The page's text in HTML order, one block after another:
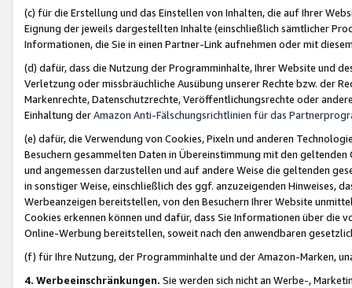
(c) für die Erstellung und das Einstellen von Inhalten, die auf Ihrer
Eignung der jeweils dargestellten Inhalte (einschließlich sämtlicher
Informationen, die Sie in einen Partner-Link aufnehmen oder mit
(d) dafür, dass die Nutzung der Programminhalte, Ihrer Website und
Verletzung oder missbräuchliche Ausübung unserer Rechte bzw. der
Markenrechte, Datenschutzrechte, Veröffentlichungsrechte oder
Einhaltung derAmazon Anti-Fälschungsrichtlinien für das
(e) dafür, die Verwendung von Cookies, Pixeln und anderen
Besuchern gesammelten Daten in Übereinstimmung mit den
und angemessen darzustellen und auf andere Weise die geltenden
in sonstiger Weise, einschließlich des ggf. anzuzeigenden Hinweises,
Werbeanzeigen bereitstellen, von den Besuchern Ihrer Website
Cookies erkennen können und dafür, dass Sie Informationen über die
Online-Werbung bereitstellen, soweit nach den anwendbaren
(f) für Ihre Nutzung, der Programminhalte und der Amazon-Marken,
4. Werbeeinschränkungen. Sie werden sich nicht an Werbe-,